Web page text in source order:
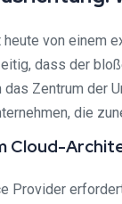
von einem
dass der
Zentrum der
die
Cloud-
Provider